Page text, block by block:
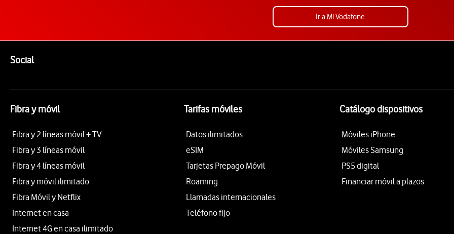
Ir a Mi Vodafone
SocialEnlaces a las redes sociales de Vodafone
Fibra y móvil
Fibra y 2 líneas móvil + TV
Fibra y 3 líneas móvil
Fibra y 4 líneas móvil
Fibra y móvil ilimitado
Fibra Móvil y Netflix
Internet en casa
Internet 4G en casa ilimitado
Tarifas móviles
Datos ilimitados
eSIM
Tarjetas Prepago Móvil
Roaming
Llamadas internacionales
Teléfono fijo
Catálogo dispositivos
Móviles iPhone
Móviles Samsung
PS5 digital
Financiar móvil a plazos